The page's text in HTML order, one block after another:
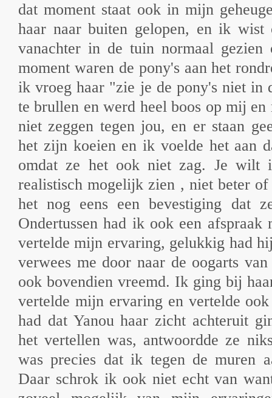
dat moment staat ook in mijn
haar naar buiten gelopen, en ik wist
vanachter in de tuin normaal
moment waren de pony's aan het
ik vroeg haar "zie je de pony's niet in
te brullen en werd heel boos op mij
niet zeggen tegen jou, en er staan
het zijn koeien en ik voelde het aan
omdat ze het ook niet zag. Je wilt
realistisch mogelijk zien , niet beter
het nog eens een bevestiging dat
Ondertussen had ik ook een afspraak
vertelde mijn ervaring, gelukkig had
verwees me door naar de oogarts
ook bovendien vreemd. Ik ging bij
vertelde mijn ervaring en vertelde
had dat Yanou haar zicht achteruit
het vertellen was, antwoordde ze
was precies dat ik tegen de muren
Daar schrok ik ook niet echt van